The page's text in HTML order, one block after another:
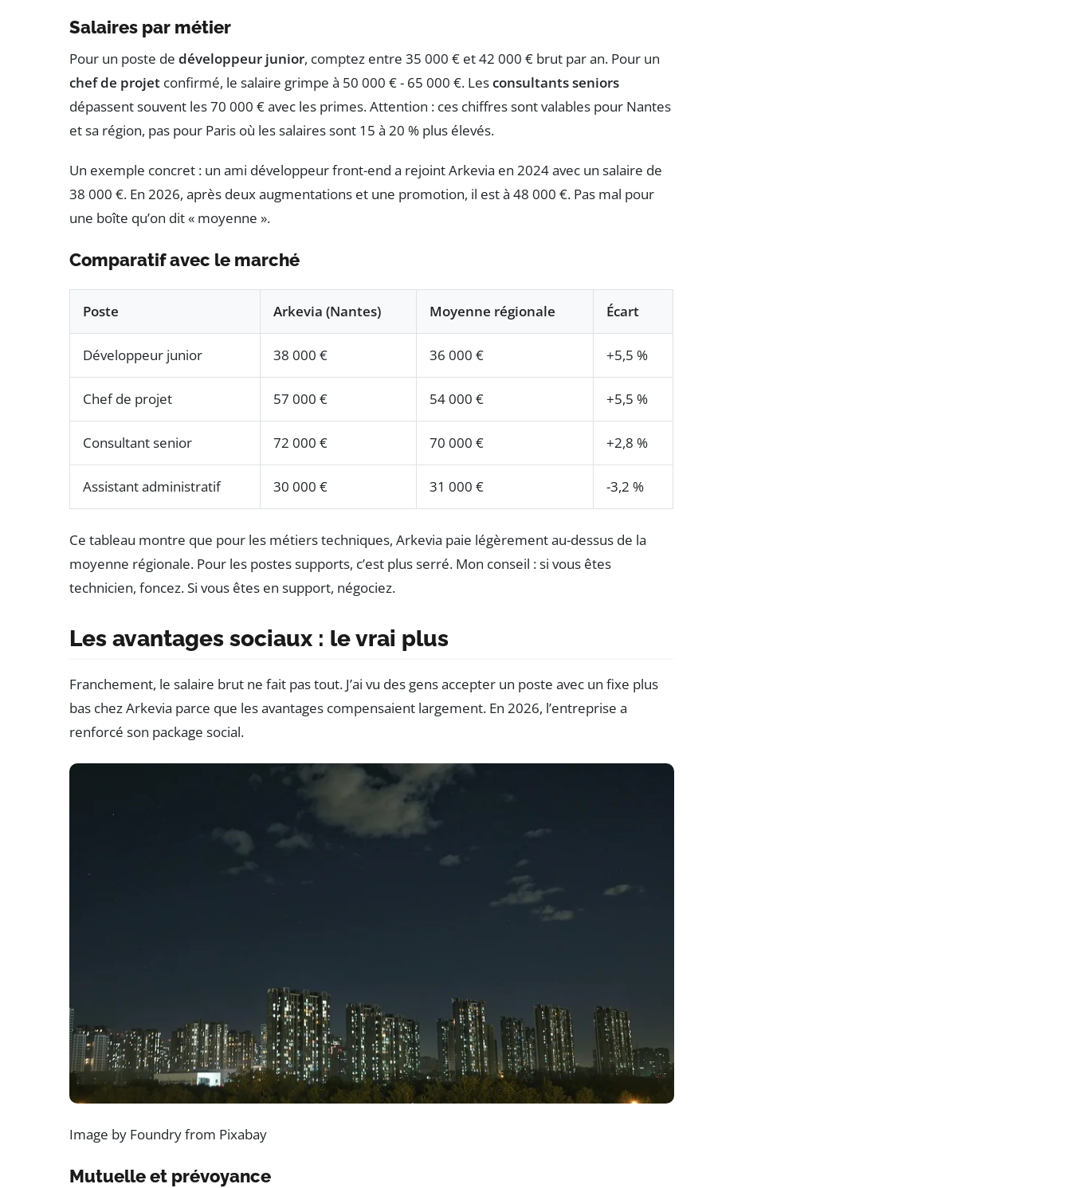
Salaires par métier
Pour un poste de développeur junior, comptez entre 35 000 € et 42 000 € brut par an. Pour un
chef de projet confirmé, le salaire grimpe à 50 000 € - 65 000 €. Lesconsultants seniors
dépassent souvent les 70 000 € avec les primes. Attention : ces chiffres sont valables pour Nantes
et sa région, pas pour Paris où les salaires sont 15 à 20 % plus élevés.
Un exemple concret : un ami développeur front-end a rejoint Arkevia en 2024 avec un salaire de
38 000 €. En 2026, après deux augmentations et une promotion, il est à 48 000 €. Pas mal pour
une boîte qu’on dit « moyenne ».
Comparatif avec le marché
Poste Arkevia (Nantes) Moyenne régionale Écart
Développeur junior 38 000 € 36 000 € +5,5 %
Chef de projet 57 000 € 54 000 € +5,5 %
Consultant senior 72 000 € 70 000 € +2,8 %
Assistant administratif 30 000 € 31 000 € -3,2 %
Ce tableau montre que pour les métiers techniques, Arkevia paie légèrement au-dessus de la
moyenne régionale. Pour les postes supports, c’est plus serré. Mon conseil : si vous êtes
technicien, foncez. Si vous êtes en support, négociez.
Les avantages sociaux : le vrai plus
Franchement, le salaire brut ne fait pas tout. J’ai vu des gens accepter un poste avec un fixe plus
bas chez Arkevia parce que les avantages compensaient largement. En 2026, l’entreprise a
renforcé son package social.
Image by Foundry from Pixabay
Mutuelle et prévoyance